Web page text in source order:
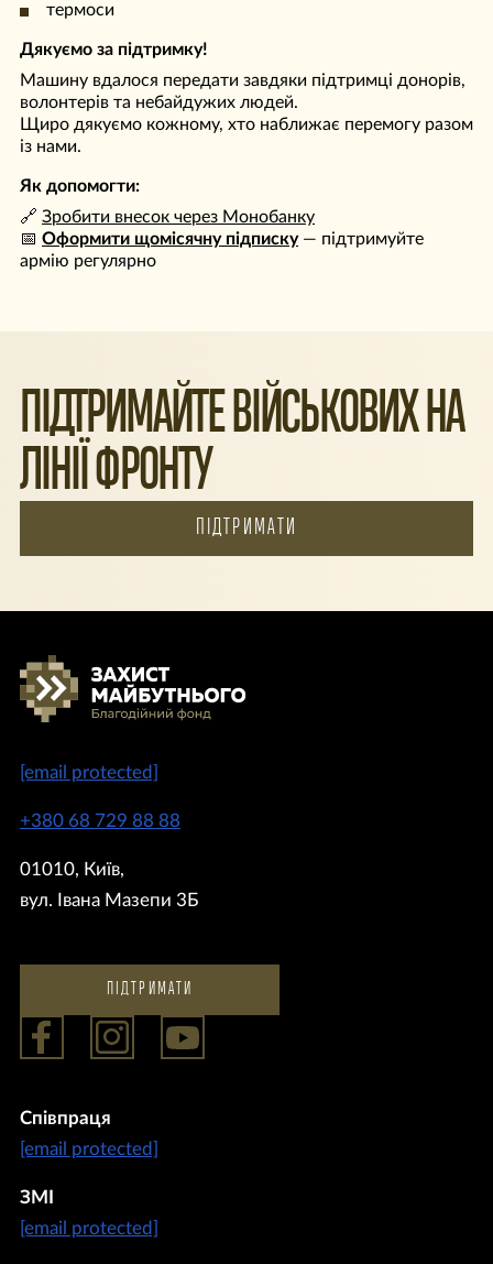
термоси
Дякуємо за підтримку!
Машину вдалося передати завдяки підтримці донорів,
волонтерів та небайдужих людей.
Щиро дякуємо кожному, хто наближає перемогу разом
із нами.
Як допомогти:
🔗 Зробити внесок через Монобанку
📅 Оформити щомісячну підписку— підтримуйте
армію регулярно
ПІДТРИМАЙТЕ ВІЙСЬКОВИХ НА
ЛІНІЇ ФРОНТУ
ПІДТРИМАТИ
[email protected]
+380 68 729 88 88
01010, Київ,
вул. Івана Мазепи 3Б
Співпраця
[email protected]
ЗМІ
[email protected]
ПІДТРИМАТИ